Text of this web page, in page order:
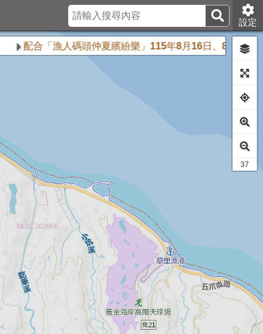
設定
配合「漁人碼頭仲夏繽紛樂」115年8月16日、8月23日及8月
27